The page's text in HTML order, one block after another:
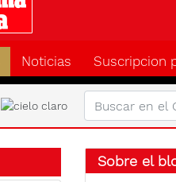
Noticias Suscripcion
Sobre el